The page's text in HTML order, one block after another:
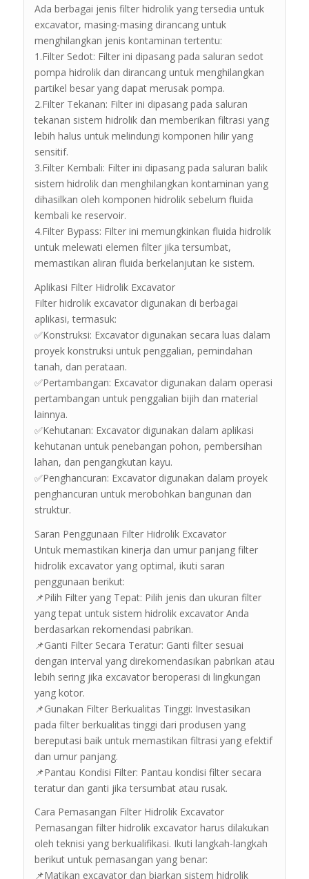
Ada berbagai jenis filter hidrolik yang tersedia untuk
excavator, masing-masing dirancang untuk
menghilangkan jenis kontaminan tertentu:
1.Filter Sedot: Filter ini dipasang pada saluran sedot
pompa hidrolik dan dirancang untuk menghilangkan
partikel besar yang dapat merusak pompa.
2.Filter Tekanan: Filter ini dipasang pada saluran
tekanan sistem hidrolik dan memberikan filtrasi yang
lebih halus untuk melindungi komponen hilir yang
sensitif.
3.Filter Kembali: Filter ini dipasang pada saluran balik
sistem hidrolik dan menghilangkan kontaminan yang
dihasilkan oleh komponen hidrolik sebelum fluida
kembali ke reservoir.
4.Filter Bypass: Filter ini memungkinkan fluida hidrolik
untuk melewati elemen filter jika tersumbat,
memastikan aliran fluida berkelanjutan ke sistem.
Aplikasi Filter Hidrolik Excavator
Filter hidrolik excavator digunakan di berbagai
aplikasi, termasuk:
✅Konstruksi: Excavator digunakan secara luas dalam
proyek konstruksi untuk penggalian, pemindahan
tanah, dan perataan.
✅Pertambangan: Excavator digunakan dalam operasi
pertambangan untuk penggalian bijih dan material
lainnya.
✅Kehutanan: Excavator digunakan dalam aplikasi
kehutanan untuk penebangan pohon, pembersihan
lahan, dan pengangkutan kayu.
✅Penghancuran: Excavator digunakan dalam proyek
penghancuran untuk merobohkan bangunan dan
struktur.
Saran Penggunaan Filter Hidrolik Excavator
Untuk memastikan kinerja dan umur panjang filter
hidrolik excavator yang optimal, ikuti saran
penggunaan berikut:
📌Pilih Filter yang Tepat: Pilih jenis dan ukuran filter
yang tepat untuk sistem hidrolik excavator Anda
berdasarkan rekomendasi pabrikan.
📌Ganti Filter Secara Teratur: Ganti filter sesuai
dengan interval yang direkomendasikan pabrikan atau
lebih sering jika excavator beroperasi di lingkungan
yang kotor.
📌Gunakan Filter Berkualitas Tinggi: Investasikan
pada filter berkualitas tinggi dari produsen yang
bereputasi baik untuk memastikan filtrasi yang efektif
dan umur panjang.
📌Pantau Kondisi Filter: Pantau kondisi filter secara
teratur dan ganti jika tersumbat atau rusak.
Cara Pemasangan Filter Hidrolik Excavator
Pemasangan filter hidrolik excavator harus dilakukan
oleh teknisi yang berkualifikasi. Ikuti langkah-langkah
berikut untuk pemasangan yang benar:
📌Matikan excavator dan biarkan sistem hidrolik